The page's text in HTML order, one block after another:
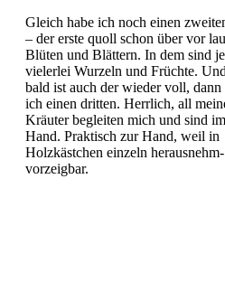
Gleich habe ich noch einen
– der erste quoll schon über vor
Blüten und Blättern. In dem sind
vielerlei Wurzeln und Früchte.
bald ist auch der wieder voll, dann
ich einen dritten. Herrlich, all
Kräuter begleiten mich und sind
Hand. Praktisch zur Hand, weil in
Holzkästchen einzeln
vorzeigbar.